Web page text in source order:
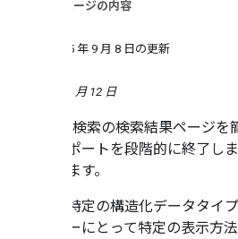
このページの内容
2025 年 9 月 8 日の更新
2025 年 6 月 12 日
Google 検索の検索結果ページ
能のサポートを段階的に終了し
しています。
以下の特定の構造化データタイ
ユーザーにとって特定の表示方